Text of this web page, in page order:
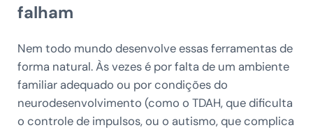
falham
Nem todo mundo desenvolve essas ferramentas de
forma natural. Às vezes é por falta de um ambiente
familiar adequado ou por condições do
neurodesenvolvimento (como o TDAH, que dificulta
o controle de impulsos, ou o autismo, que complica